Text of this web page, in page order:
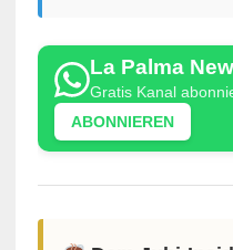
La Palma
Gratis Kanal
ABONNIEREN